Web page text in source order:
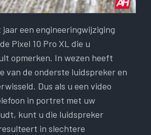
een engineeringwijziging
Pixel 10 Pro XL die u
opmerken. In wezen heeft
van de onderste luidspreker en
Dus als u een video
in portret met uw
kunt u die luidspreker
in slechtere